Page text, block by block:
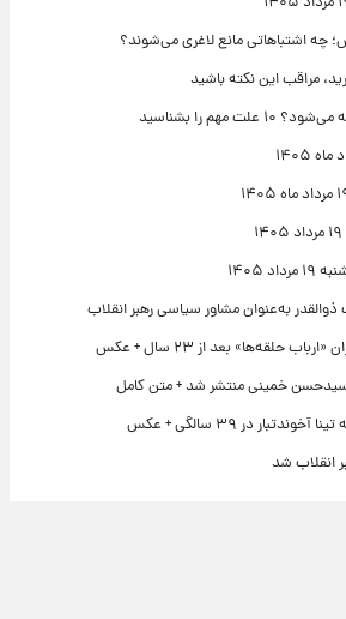
اشتباهاتی مانع لاغری می‌شوند؟
مراقب این نکته باشید
را بشناسید
به‌عنوان مشاور سیاسی رهبر انقلاب
بعد از ۲۳ سال + عکس
خمینی منتشر شد + متن کامل
در ۳۹ سالگی + عکس
شد